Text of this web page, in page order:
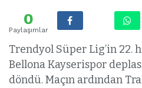
0
Paylaşımlar
Trendyol Süper Lig’in 22.
Bellona Kayserispor
döndü. Maçın ardından